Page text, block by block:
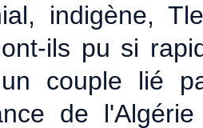
indigène,
ils pu si
couple lié
de